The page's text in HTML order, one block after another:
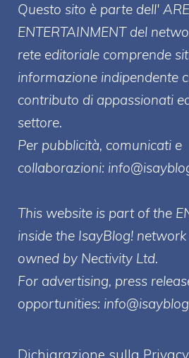
Questo sito è parte dell'
ENTERTAINMENT del
rete editoriale comprende
informazione indipendente
contributo di appassionati
settore.
Per pubblicità, comunicati e
collaborazioni:
This website is part of the
inside the IsayBlog!
owned by Nectivity Ltd.
For advertising, press
opportunities: